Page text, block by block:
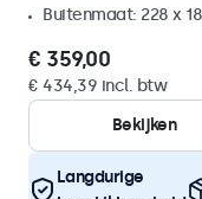
Buitenmaat: 228 x
€ 359,00
€ 434,39 incl. btw
Bekijken
Langdurige